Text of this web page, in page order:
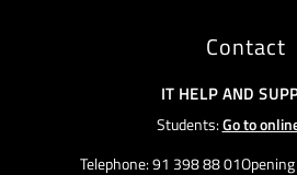
Contact
IT HELP AND
Students:Go to
Telephone: 91 398 88